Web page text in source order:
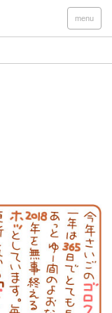
menu